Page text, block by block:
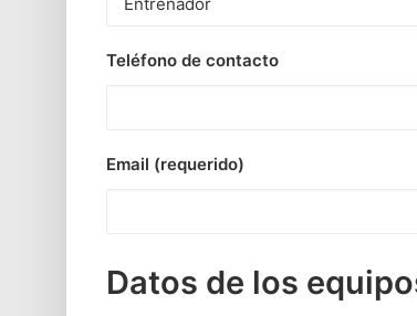
Teléfono de contacto
Email (requerido)
Datos de los